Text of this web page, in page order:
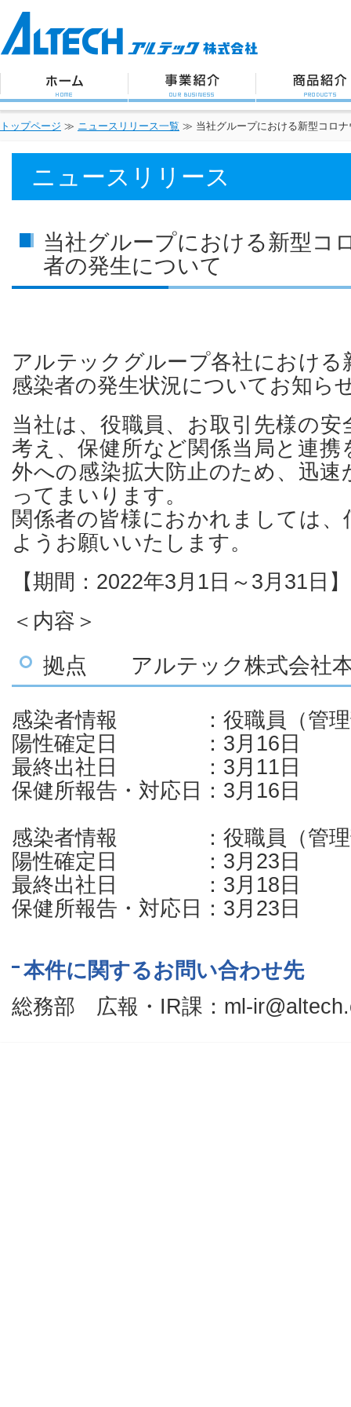
トップページ ≫ ニュースリリース一覧 ≫ 当社グループにおける新型コロ
ニュースリリース
当社グループにおける新型コ
者の発生について
アルテックグループ各社におけ
感染者の発生状況についてお知ら
当社は、役職員、お取引先様の
考え、保健所など関係当局と連
外への感染拡⼤防止のため、迅
ってまいります。
関係者の皆様におかれましては
ようお願いいたします。
【期間：2022年3月1日～3月31日】
＜内容＞
拠点 アルテック株式会社本
感染者情報 ：役職員（管理
陽性確定日 ：3月16日
最終出社日 ：3月11日
保健所報告・対応日：3月16日
感染者情報 ：役職員（管理
陽性確定日 ：3月23日
最終出社日 ：3月18日
保健所報告・対応日：3月23日
本件に関するお問い合わせ先
総務部 広報・IR課：ml-